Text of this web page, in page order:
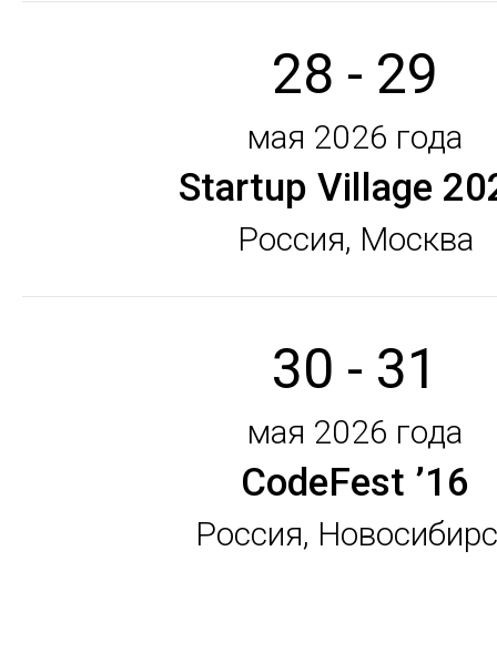
28 - 29
мая 2026 года
Startup Village
Россия, Москва
30 - 31
мая 2026 года
CodeFest ’16
Россия,